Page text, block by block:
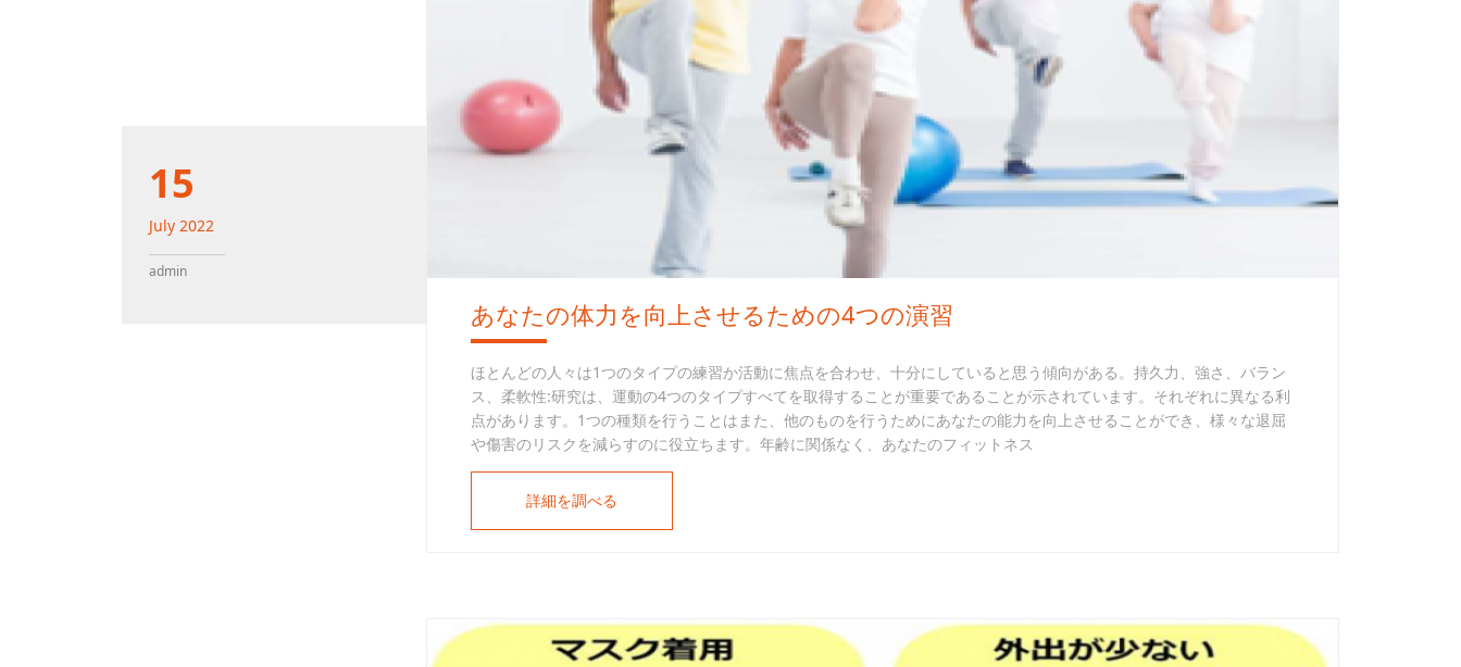
15
July 2022
admin
あなたの体力を向上させるための4つの演習
ほとんどの人々は1つのタイプの練習か活動に焦点を合わせ、十分にしていると思う傾向がある。持久力、強さ、バラン
ス、柔軟性:研究は、運動の4つのタイプすべてを取得することが重要であることが示されています。それぞれに異なる利
点があります。1つの種類を行うことはまた、他のものを行うためにあなたの能力を向上させることができ、様々な退屈
や傷害のリスクを減らすのに役立ちます。年齢に関係なく、あなたのフィットネス
詳細を調べる